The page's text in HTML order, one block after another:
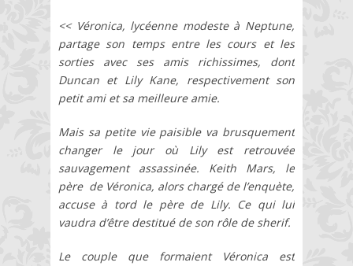
<< Véronica, lycéenne modeste à Neptune,
partage son temps entre les cours et les
sorties avec ses amis richissimes, dont
Duncan et Lily Kane, respectivement son
petit ami et sa meilleure amie.
Mais sa petite vie paisible va brusquement
changer le jour où Lily est retrouvée
sauvagement assassinée. Keith Mars, le
père de Véronica, alors chargé de l’enquète,
accuse à tord le père de Lily. Ce qui lui
vaudra d’être destitué de son rôle de sherif.
Le couple que formaient Véronica est